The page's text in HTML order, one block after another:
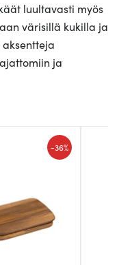
luultavasti myös
värisillä kukilla ja
ja
-36%